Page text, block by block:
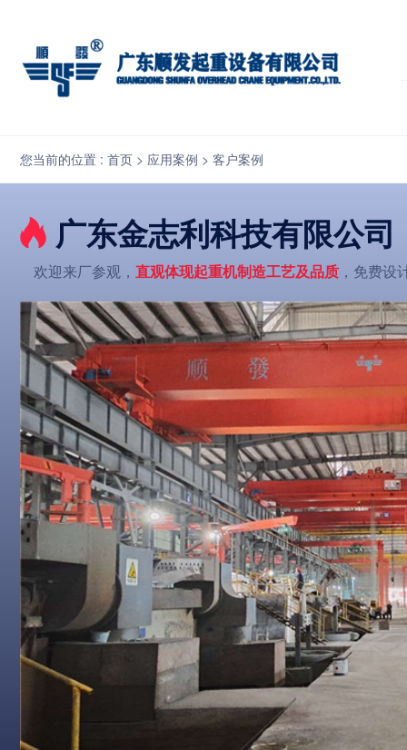
广东金志利科技有限公司（QD型通用桥式起重机）
您当前的位置 : 首页 > 应用案例 > 客户案例
广东金志利科技有限公
欢迎来厂参观， 直观体现起重机制造工艺及品质 ，免费设